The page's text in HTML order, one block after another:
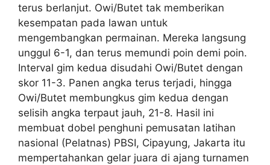
terus berlanjut. Owi/Butet tak memberikan
kesempatan pada lawan untuk
mengembangkan permainan. Mereka langsung
unggul 6-1, dan terus memundi poin demi poin.
Interval gim kedua disudahi Owi/Butet dengan
skor 11-3. Panen angka terus terjadi, hingga
Owi/Butet membungkus gim kedua dengan
selisih angka terpaut jauh, 21-8. Hasil ini
membuat dobel penghuni pemusatan latihan
nasional (Pelatnas) PBSI, Cipayung, Jakarta itu
mempertahankan gelar juara di ajang turnamen